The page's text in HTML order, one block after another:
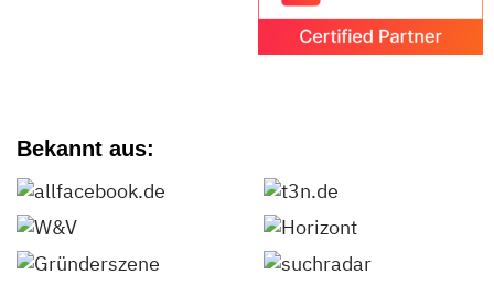
Bekannt aus: